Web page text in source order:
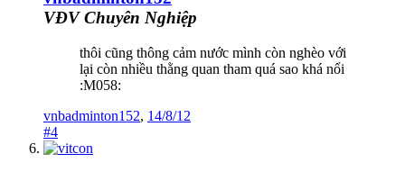
VĐV Chuyên Nghiệp
thôi cũng thông cảm nước mình còn nghèo với
lại còn nhiều thằng quan tham quá sao khá nổi
:M058:
vnbadminton152, 14/8/12
#4